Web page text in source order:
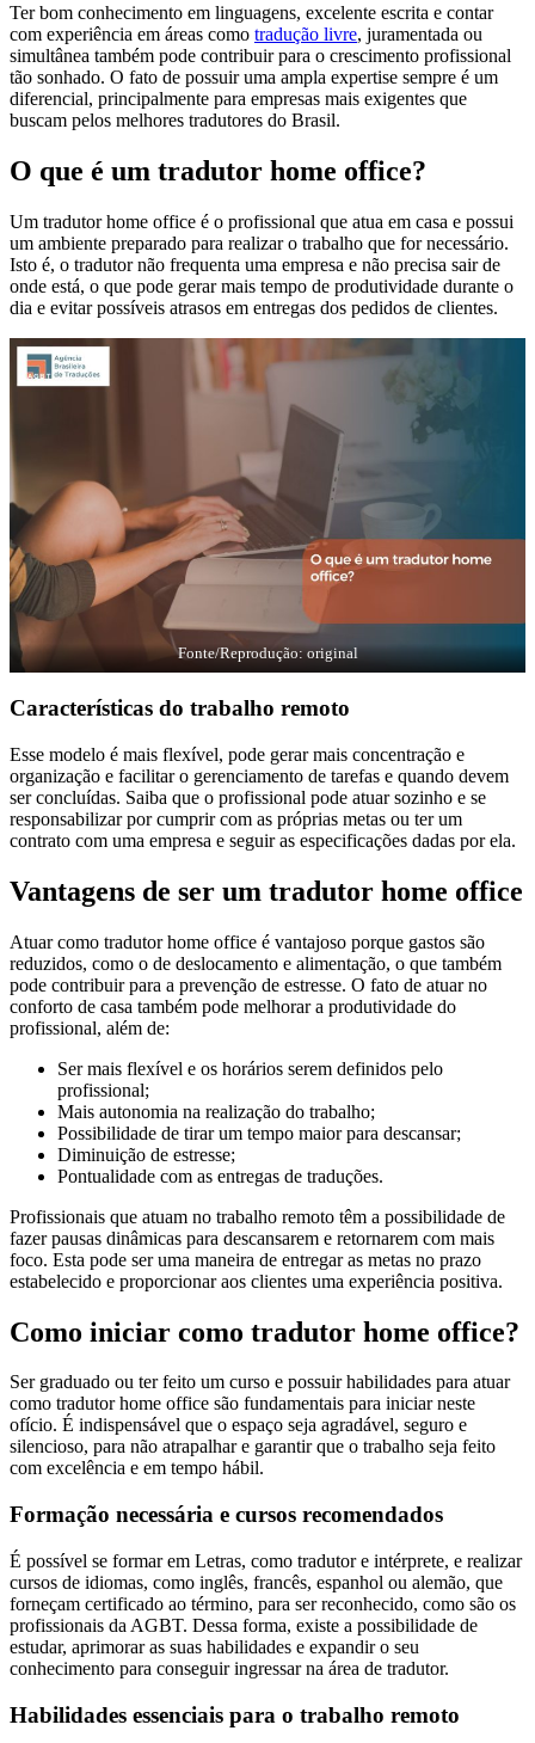
Ter bom conhecimento em linguagens, excelente escrita e contar
com experiência em áreas como tradução livre, juramentada ou
simultânea também pode contribuir para o crescimento profissional
tão sonhado. O fato de possuir uma ampla expertise sempre é um
diferencial, principalmente para empresas mais exigentes que
buscam pelos melhores tradutores do Brasil.
O que é um tradutor home office?
Um tradutor home office é o profissional que atua em casa e possui
um ambiente preparado para realizar o trabalho que for necessário.
Isto é, o tradutor não frequenta uma empresa e não precisa sair de
onde está, o que pode gerar mais tempo de produtividade durante o
dia e evitar possíveis atrasos em entregas dos pedidos de clientes.
Fonte/Reprodução: original
Características do trabalho remoto
Esse modelo é mais flexível, pode gerar mais concentração e
organização e facilitar o gerenciamento de tarefas e quando devem
ser concluídas. Saiba que o profissional pode atuar sozinho e se
responsabilizar por cumprir com as próprias metas ou ter um
contrato com uma empresa e seguir as especificações dadas por ela.
Vantagens de ser um tradutor home office
Atuar como tradutor home office é vantajoso porque gastos são
reduzidos, como o de deslocamento e alimentação, o que também
pode contribuir para a prevenção de estresse. O fato de atuar no
conforto de casa também pode melhorar a produtividade do
profissional, além de:
Ser mais flexível e os horários serem definidos pelo
profissional;
Mais autonomia na realização do trabalho;
Possibilidade de tirar um tempo maior para descansar;
Diminuição de estresse;
Pontualidade com as entregas de traduções.
Profissionais que atuam no trabalho remoto têm a possibilidade de
fazer pausas dinâmicas para descansarem e retornarem com mais
foco. Esta pode ser uma maneira de entregar as metas no prazo
estabelecido e proporcionar aos clientes uma experiência positiva.
Como iniciar como tradutor home office?
Ser graduado ou ter feito um curso e possuir habilidades para atuar
como tradutor home office são fundamentais para iniciar neste
ofício. É indispensável que o espaço seja agradável, seguro e
silencioso, para não atrapalhar e garantir que o trabalho seja feito
com excelência e em tempo hábil.
Formação necessária e cursos recomendados
É possível se formar em Letras, como tradutor e intérprete, e realizar
cursos de idiomas, como inglês, francês, espanhol ou alemão, que
forneçam certificado ao término, para ser reconhecido, como são os
profissionais da AGBT. Dessa forma, existe a possibilidade de
estudar, aprimorar as suas habilidades e expandir o seu
conhecimento para conseguir ingressar na área de tradutor.
Habilidades essenciais para o trabalho remoto